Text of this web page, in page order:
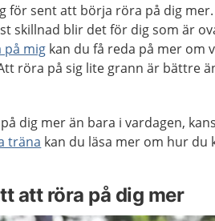
för sent att börja röra på dig
skillnad blir det för dig som är
på mig kan du få reda på mer om
röra på sig lite grann är bättre
dig mer än bara i vardagen,
träna kan du läsa mer om hur du
att röra på dig mer